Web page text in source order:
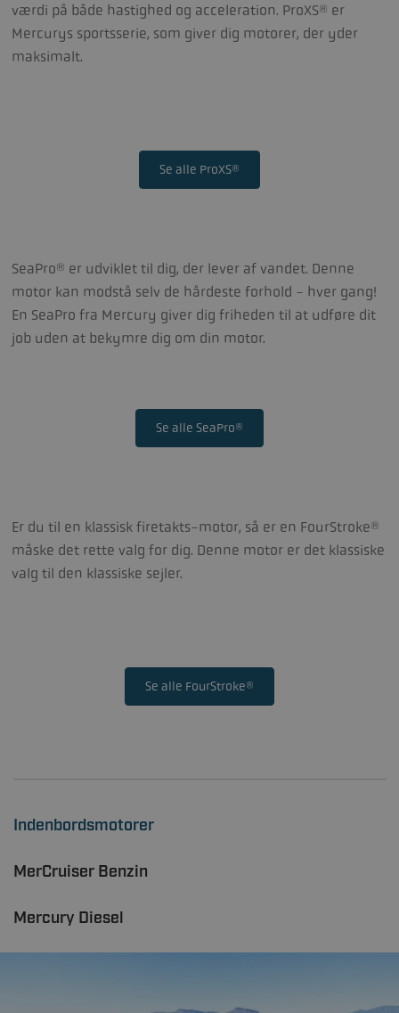
værdi på både hastighed og acceleration. ProXS® er
Mercurys sportsserie, som giver dig motorer, der yder
maksimalt.
Se alle ProXS®
SeaPro® er udviklet til dig, der lever af vandet. Denne
motor kan modstå selv de hårdeste forhold - hver gang!
En SeaPro fra Mercury giver dig friheden til at udføre dit
job uden at bekymre dig om din motor.
Se alle SeaPro®
Er du til en klassisk firetakts-motor, så er en FourStroke®
måske det rette valg for dig. Denne motor er det klassiske
valg til den klassiske sejler.
Se alle FourStroke®
Indenbordsmotorer
MerCruiser Benzin
Mercury Diesel